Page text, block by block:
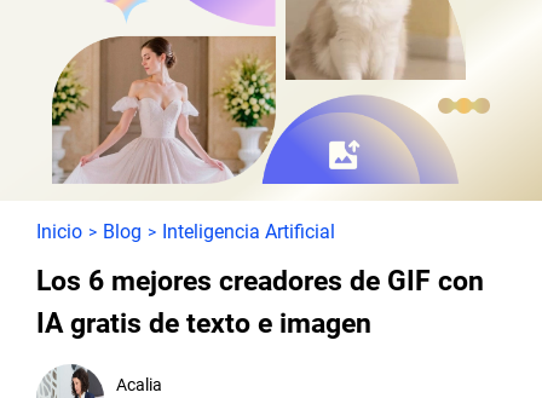
Inicio > Blog > Inteligencia Artificial
Los 6 mejores creadores de GIF con
IA gratis de texto e imagen
Acalia